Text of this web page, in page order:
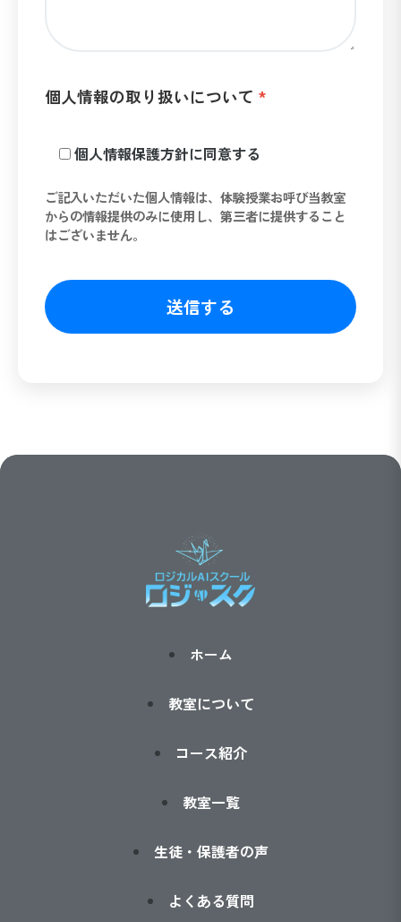
個人情報の取り扱いについて
個人情報保護方針に同意する
ご記入いただいた個人情報は、体験授業お呼び当教室
からの情報提供のみに使用し、第三者に提供すること
はございません。
ホーム
教室について
コース紹介
教室一覧
生徒・保護者の声
よくある質問